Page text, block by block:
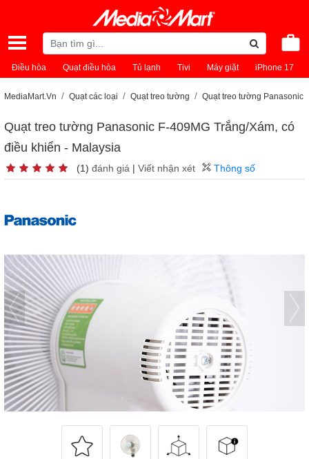
Điều hòa Quạt điều hòa Tủ lạnh Tivi Máy giặt iPhone 17
MediaMart.Vn Quạt các loại Quạt treo tường Quạt treo tường Panasonic
Quạt treo tường Panasonic F-409MG Trắng/Xám, có
điều khiển - Malaysia
(1) đánh giá | Viết nhận xét Thông số